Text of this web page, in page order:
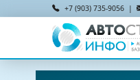
+7 (903) 735-9056 |